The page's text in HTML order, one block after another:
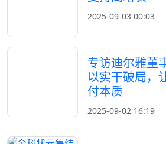
2025-09-03 00:03
专访迪尔雅董
以实干破局，
付本质
2025-09-02 16:19